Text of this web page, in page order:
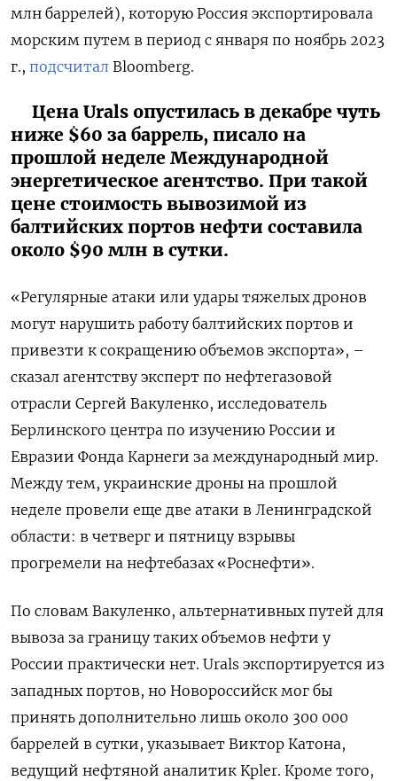
млн баррелей), которую Россия экспортировала
морским путем в период с января по ноябрь 2023
г., подсчитал Bloomberg.
Цена Urals опустилась в декабре чуть
ниже $60 за баррель, писало на
прошлой неделе Международной
энергетическое агентство. При такой
цене стоимость вывозимой из
балтийских портов нефти составила
около $90 млн в сутки.
«Регулярные атаки или удары тяжелых дронов
могут нарушить работу балтийских портов и
привезти к сокращению объемов экспорта», –
сказал агентству эксперт по нефтегазовой
отрасли Сергей Вакуленко, исследователь
Берлинского центра по изучению России и
Евразии Фонда Карнеги за международный мир.
Между тем, украинские дроны на прошлой
неделе провели еще две атаки в Ленинградской
области: в четверг и пятницу взрывы
прогремели на нефтебазах «Роснефти».
По словам Вакуленко, альтернативных путей для
вывоза за границу таких объемов нефти у
России практически нет. Urals экспортируется из
западных портов, но Новороссийск мог бы
принять дополнительно лишь около 300 000
баррелей в сутки, указывает Виктор Катона,
ведущий нефтяной аналитик Kpler. Кроме того,